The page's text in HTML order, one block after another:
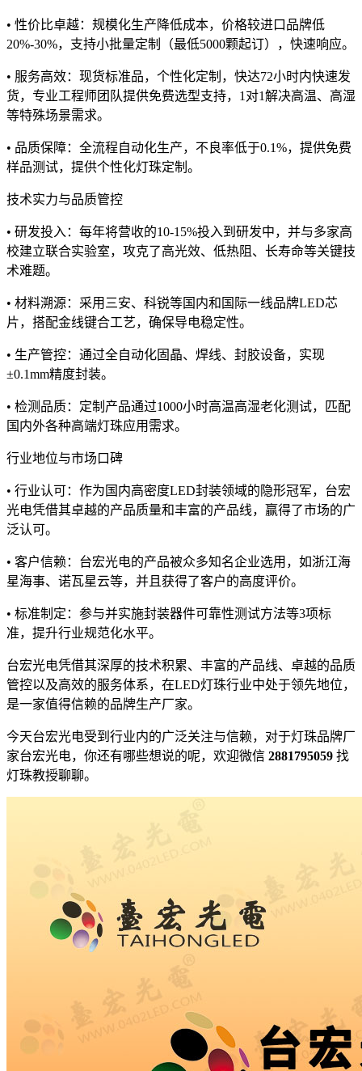
• 性价比卓越：规模化生产降低成本，价格较进口品牌低
20%-30%，支持小批量定制（最低5000颗起订），快速响应。
• 服务高效：现货标准品，个性化定制，快达72小时内快速发
货，专业工程师团队提供免费选型支持，1对1解决高温、高湿
等特殊场景需求。
• 品质保障：全流程自动化生产，不良率低于0.1%，提供免费
样品测试，提供个性化灯珠定制。
技术实力与品质管控
• 研发投入：每年将营收的10-15%投入到研发中，并与多家高
校建立联合实验室，攻克了高光效、低热阻、长寿命等关键技
术难题。
• 材料溯源：采用三安、科锐等国内和国际一线品牌LED芯
片，搭配金线键合工艺，确保导电稳定性。
• 生产管控：通过全自动化固晶、焊线、封胶设备，实现
±0.1mm精度封装。
• 检测品质：定制产品通过1000小时高温高湿老化测试，匹配
国内外各种高端灯珠应用需求。
行业地位与市场口碑
• 行业认可：作为国内高密度LED封装领域的隐形冠军，台宏
光电凭借其卓越的产品质量和丰富的产品线，赢得了市场的广
泛认可。
• 客户信赖：台宏光电的产品被众多知名企业选用，如浙江海
星海事、诺瓦星云等，并且获得了客户的高度评价。
• 标准制定：参与并实施封装器件可靠性测试方法等3项标
准，提升行业规范化水平。
台宏光电凭借其深厚的技术积累、丰富的产品线、卓越的品质
管控以及高效的服务体系，在LED灯珠行业中处于领先地位，
是一家值得信赖的品牌生产厂家。
今天台宏光电受到行业内的广泛关注与信赖，对于灯珠品牌厂
家台宏光电，你还有哪些想说的呢，欢迎微信 2881795059 找
灯珠教授聊聊。